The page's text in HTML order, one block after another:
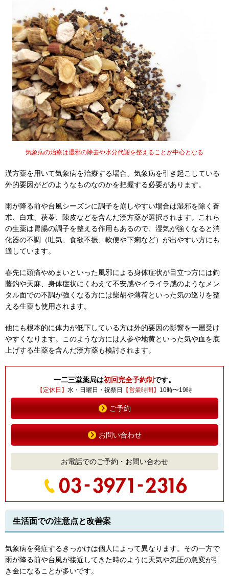
気象病の治療は湿邪の除去や水分代謝を整えることが中心となる
漢方薬を用いて気象病を治療する場合、気象病を引き起こしている
外的要因がどのようなものなのかを把握する必要があります。
雨が降る前や台風シーズンに調子を崩しやすい場合は湿邪を除く蒼
朮、白朮、茯苓、陳皮などを含んだ漢方薬が選択されます。これら
の生薬は胃腸の調子を整える作用もあるので、湿気が強くなると消
化器の不調（吐気、食欲不振、軟便や下痢など）が出やすい方にも
適しています。
春先に頭痛やめまいといった風邪による身体症状が目立つ方には釣
藤鈎や天麻、身体症状にくわえて不安感やイライラ感のようなメン
タル面での不調が強くなる方には柴胡や薄荷といった気の巡りを整
える生薬も使用されます。
他にも根本的に体力が低下している方は外的要因の影響を一層受け
やすくなります。このような方には人参や地黄といった気や血を底
上げする生薬を含んだ漢方薬も検討されます。
一二三堂薬局は初回完全予約制です。
【定休日】 水・日曜日・祝祭日 【営業時間】 10時〜19時
ご予約
お問い合わせ
お電話でのご予約・お問い合わせ
生活面での注意点と改善案
気象病を発症するきっかけは個人によって異なります。その一方で
雨が降る前や台風が接近してきた時のように天気や気圧の急変が引
き金になることが多いです。